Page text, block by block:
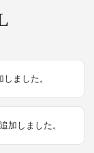
ました。
加しました。